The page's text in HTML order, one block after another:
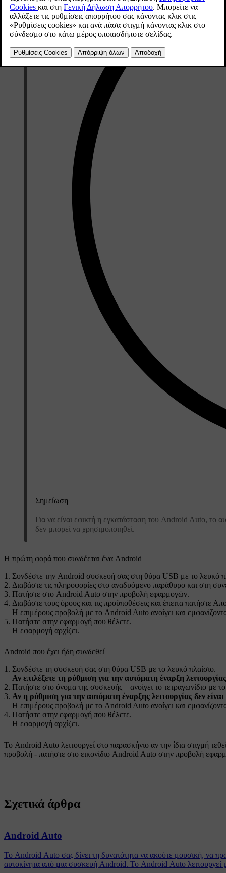
Σημείωση
Για να είναι εφικτή η εγκατάσταση του Android Auto, το
δεν μπορεί να χρησιμοποιηθεί.
Η πρώτη φορά που συνδέεται ένα Android
Συνδέστε την Android συσκευή σας στη θύρα USB με το λευκό
Διαβάστε τις πληροφορίες στο αναδυόμενο παράθυρο και στη
Πατήστε στο Android Auto στην προβολή εφαρμογών.
Διαβάστε τους όρους και τις προϋποθέσεις και έπειτα πατήστε
Η επιμέρους προβολή με το Android Auto ανοίγει και
Πατήστε στην εφαρμογή που θέλετε.
Η εφαρμογή αρχίζει.
Android που έχει ήδη συνδεθεί
Συνδέστε τη συσκευή σας στη θύρα USB με το λευκό πλαίσιο.
Αν επιλέξετε τη ρύθμιση για την αυτόματη έναρξη λειτουργίας
Πατήστε στο όνομα της συσκευής – ανοίγει το τετραγωνίδιο με
Αν η ρύθμιση για την αυτόματη έναρξης λειτουργίας δεν είναι
Η επιμέρους προβολή με το Android Auto ανοίγει και
Πατήστε στην εφαρμογή που θέλετε.
Η εφαρμογή αρχίζει.
Το Android Auto λειτουργεί στο παρασκήνιο αν την ίδια στιγμή
προβολή - πατήστε στο εικονίδιο Android Auto στην προβολή
Σχετικά άρθρα
Android Auto
Το Android Auto σας δίνει τη δυνατότητα να ακούτε μουσική, να
αυτοκίνητα από μια συσκευή Android. Το Android Auto λειτουργεί